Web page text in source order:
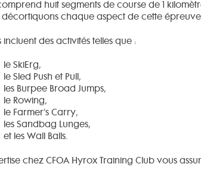
huit segments de course de 1
décortiquons chaque aspect de cette
incluent des activités telles que :
le SkiErg,
le Sled Push et Pull,
les Burpee Broad Jumps,
le Rowing,
le Farmer’s Carry,
les Sandbag Lunges,
et les Wall Balls.
chez CFOA Hyrox Training Club vous